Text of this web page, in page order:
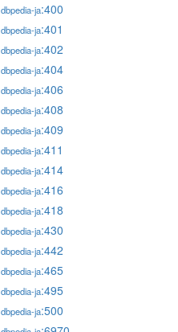
dbpedia-ja:400
dbpedia-ja:401
dbpedia-ja:402
dbpedia-ja:404
dbpedia-ja:406
dbpedia-ja:408
dbpedia-ja:409
dbpedia-ja:411
dbpedia-ja:414
dbpedia-ja:416
dbpedia-ja:418
dbpedia-ja:430
dbpedia-ja:442
dbpedia-ja:465
dbpedia-ja:495
dbpedia-ja:500